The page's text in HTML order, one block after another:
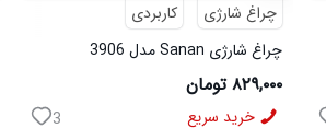
چراغ شارژی
کاربردی
چراغ شارژی Sanan مدل 3906
۸۲۹,۰۰۰ تومان
خرید سریع 3